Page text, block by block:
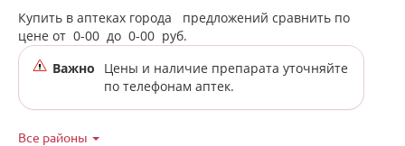
Купить в аптеках города
предложений сравнить по
цене от 0-00 до 0-00 руб.
Важно
Цены и наличие препарата уточняйте
по телефонам аптек.
Все районы